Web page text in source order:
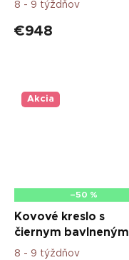
8 - 9 týždňov
€948
Akcia
–50 %
Kovové kreslo s
čiernym bavlneným
vankúšom
8 - 9 týždňov